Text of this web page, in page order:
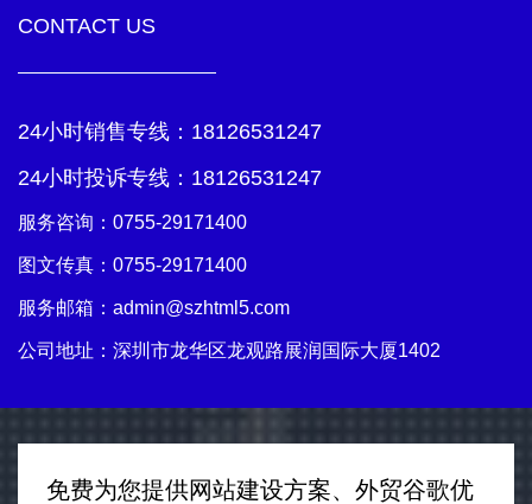
CONTACT US
24小时销售专线： 18126531247
24小时投诉专线： 18126531247
服务咨询： 0755-29171400
图文传真：0755-29171400
服务邮箱： admin@szhtml5.com
公司地址：深圳市龙华区龙观路展润国际大厦1402
免费为您提供网站建设方案、外贸谷歌优